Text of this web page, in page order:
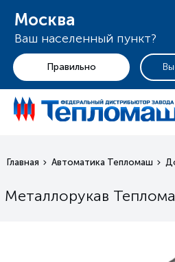
Москва
Ваш населенный пункт?
Главная Автоматика Тепломаш
Металлорукав